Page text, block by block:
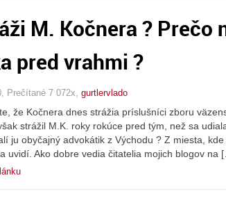
M. Kočnera ? Prečo
pred vrahmi ?
Prečítané 7 072x, gurtlervlado
že Kočnera dnes strážia príslušníci zboru
strážil M.K. roky rokúce pred tým, než sa
ju obyčajný advokátik z Východu ? Z miesta,
uvidí. Ako dobre vedia čitatelia mojich blogov na